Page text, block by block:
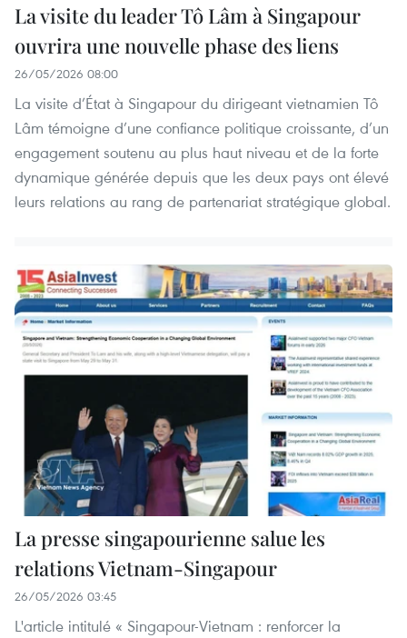
La visite du leader Tô Lâm à Singapour
ouvrira une nouvelle phase des liens
26/05/2026 08:00
La visite d’État à Singapour du dirigeant vietnamien Tô
Lâm témoigne d’une confiance politique croissante, d’un
engagement soutenu au plus haut niveau et de la forte
dynamique générée depuis que les deux pays ont élevé
leurs relations au rang de partenariat stratégique global.
La presse singapourienne salue les
relations Vietnam-Singapour
26/05/2026 03:45
L'article intitulé « Singapour-Vietnam : renforcer la